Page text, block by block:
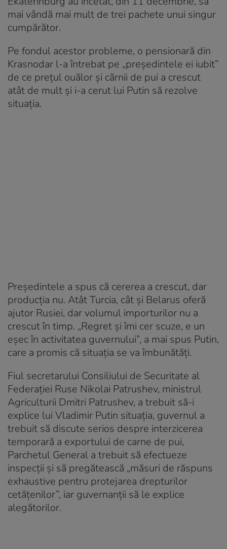
mai vândă mai mult de trei pachete unui singur
cumpărător.
Pe fondul acestor probleme, o pensionară din
Krasnodar l-a întrebat pe „președintele ei iubit”
de ce prețul ouălor și cărnii de pui a crescut
atât de mult și i-a cerut lui Putin să rezolve
situația.
Președintele a spus că cererea a crescut, dar
producția nu. Atât Turcia, cât și Belarus oferă
ajutor Rusiei, dar volumul importurilor nu a
crescut în timp. „Regret și îmi cer scuze, e un
eșec în activitatea guvernului”, a mai spus Putin,
care a promis că situația se va îmbunătăți.
Fiul secretarului Consiliului de Securitate al
Federației Ruse Nikolai Patrushev, ministrul
Agriculturii Dmitri Patrushev, a trebuit să-i
explice lui Vladimir Putin situația, guvernul a
trebuit să discute serios despre interzicerea
temporară a exportului de carne de pui,
Parchetul General a trebuit să efectueze
inspecții și să pregătească „măsuri de răspuns
exhaustive pentru protejarea drepturilor
cetățenilor”, iar guvernanții să le explice
alegătorilor.